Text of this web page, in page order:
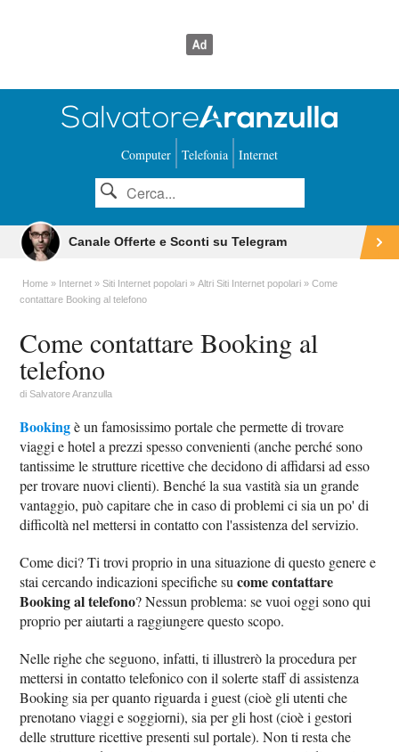
Computer Telefonia Internet
Canale Offerte e Sconti su Telegram
Home Internet Siti Internet popolari Altri Siti Internet popolari
Come
contattare Booking al telefono
Come contattare Booking al
telefono
diSalvatore Aranzulla
Bookingè un famosissimo portale che permette di trovare
viaggi e hotel a prezzi spesso convenienti (anche perché sono
tantissime le strutture ricettive che decidono di affidarsi ad esso
per trovare nuovi clienti). Benché la sua vastità sia un grande
vantaggio, può capitare che in caso di problemi ci sia un po' di
difficoltà nel mettersi in contatto con l'assistenza del servizio.
Come dici? Ti trovi proprio in una situazione di questo genere e
stai cercando indicazioni specifiche sucome contattare
Booking al telefono? Nessun problema: se vuoi oggi sono qui
proprio per aiutarti a raggiungere questo scopo.
Nelle righe che seguono, infatti, ti illustrerò la procedura per
mettersi in contatto telefonico con il solerte staff di assistenza
Booking sia per quanto riguarda i guest (cioè gli utenti che
prenotano viaggi e soggiorni), sia per gli host (cioè i gestori
delle strutture ricettive presenti sul portale). Non ti resta che